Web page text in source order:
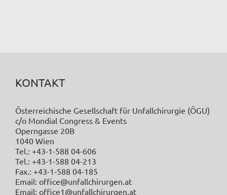
KONTAKT
Österreichische Gesellschaft für Unfallchirurgie (ÖGU)
c/o Mondial Congress & Events
Operngasse 20B
1040 Wien
Tel.: +43-1-588 04-606
Tel.: +43-1-588 04-213
Fax.: +43-1-588 04-185
Email: office@unfallchirurgen.at
Email: office1@unfallchirurgen.at